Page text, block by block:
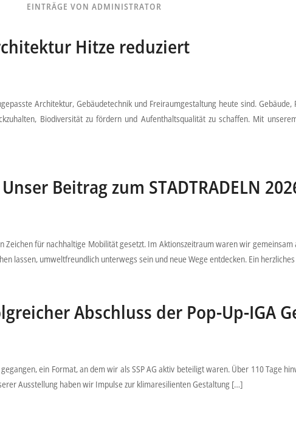
EINTRÄGE VON ADMINISTRATOR
Hitze reduziert
Architektur, Gebäudetechnik und Freiraumgestaltung heute sind.
Biodiversität zu fördern und Aufenthaltsqualität zu schaffen. Mit
Beitrag zum STADTRADELN
für nachhaltige Mobilität gesetzt. Im Aktionszeitraum waren wir
lassen, umweltfreundlich unterwegs sein und neue Wege entdecken. Ein
Abschluss der Pop-Up-IGA
ein Format, an dem wir als SSP AG aktiv beteiligt waren. Über 110 Tage
Ausstellung haben wir Impulse zur klimaresilienten Gestaltung […]